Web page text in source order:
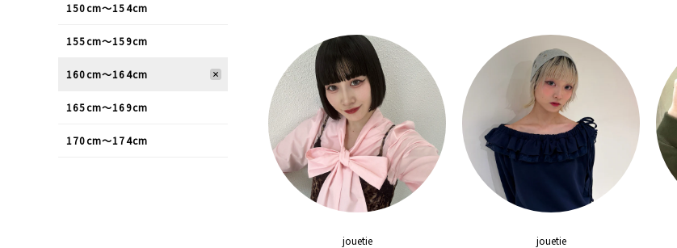
jouetie
jouetie
150cm〜154cm
155cm〜159cm
160cm〜164cm
165cm〜169cm
170cm〜174cm